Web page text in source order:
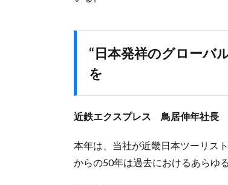
“日本発祥のグローバ
を
近鉄エクスプレス 鳥居伸年社長
本年は、当社が近畿日本ツーリス
からの50年は過去におけるあらゆ